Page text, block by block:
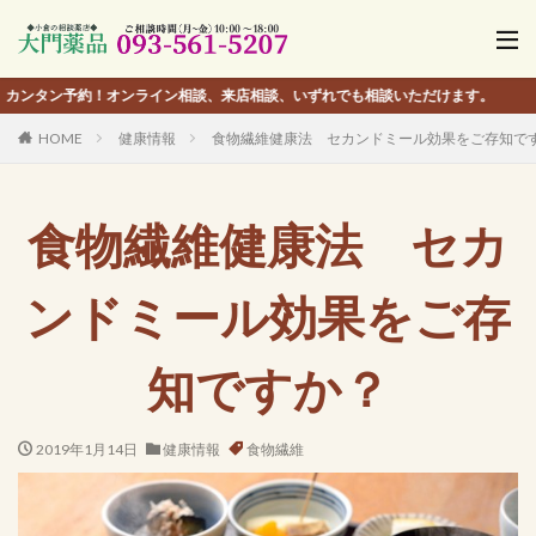
！オンライン相談、来店相談、いずれでも相談いただけます。
HOME 健康情報 食物繊維健康法 セカンドミール効果をご存知で
食物繊維健康法 セカ
ンドミール効果をご存
知ですか？
2019年1月14日 健康情報 食物繊維